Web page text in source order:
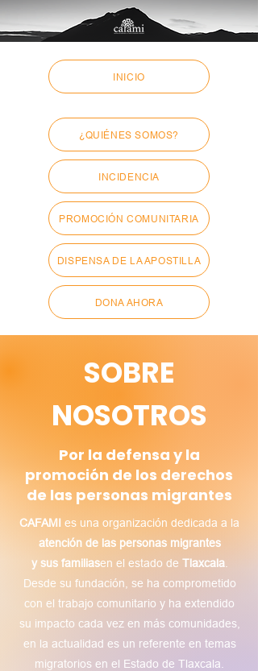
INICIO
¿QUIÉNES SOMOS?
INCIDENCIA
PROMOCIÓN COMUNITARIA
DISPENSA DE LA APOSTILLA
DONA AHORA
SOBRE
NOSOTROS
Por la defensa y la
promoción de los derechos
de las personas migrantes
CAFAMI es una organización dedicada a la
atención de las personas migrantes
y sus familiasen el estado de Tlaxcala.
Desde su fundación, se ha comprometido
con el trabajo comunitario y ha extendido
su impacto cada vez en más comunidades,
en la actualidad es un referente en temas
migratorios en el Estado de Tlaxcala.